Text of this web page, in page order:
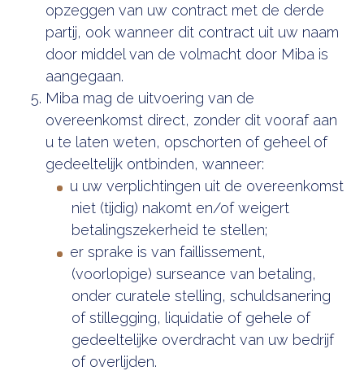
opzeggen van uw contract met de derde
partij, ook wanneer dit contract uit uw naam
door middel van de volmacht door Miba is
aangegaan.
Miba mag de uitvoering van de
overeenkomst direct, zonder dit vooraf aan
u te laten weten, opschorten of geheel of
gedeeltelijk ontbinden, wanneer:
u uw verplichtingen uit de overeenkomst
niet (tijdig) nakomt en/of weigert
betalingszekerheid te stellen;
er sprake is van faillissement,
(voorlopige) surseance van betaling,
onder curatele stelling, schuldsanering
of stillegging, liquidatie of gehele of
gedeeltelijke overdracht van uw bedrijf
of overlijden.